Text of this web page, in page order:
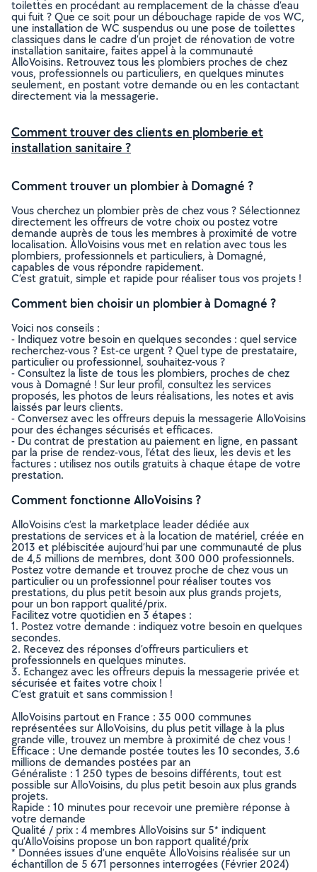
toilettes en procédant au remplacement de la chasse d’eau
qui fuit ? Que ce soit pour un débouchage rapide de vos WC,
une installation de WC suspendus ou une pose de toilettes
classiques dans le cadre d’un projet de rénovation de votre
installation sanitaire, faites appel à la communauté
AlloVoisins. Retrouvez tous les plombiers proches de chez
vous, professionnels ou particuliers, en quelques minutes
seulement, en postant votre demande ou en les contactant
directement via la messagerie.
Comment trouver des clients en plomberie et
installation sanitaire ?
Comment trouver un plombier à Domagné ?
Vous cherchez un plombier près de chez vous ? Sélectionnez
directement les offreurs de votre choix ou postez votre
demande auprès de tous les membres à proximité de votre
localisation. AlloVoisins vous met en relation avec tous les
plombiers, professionnels et particuliers, à Domagné,
capables de vous répondre rapidement.
C’est gratuit, simple et rapide pour réaliser tous vos projets !
Comment bien choisir un plombier à Domagné ?
Voici nos conseils :
- Indiquez votre besoin en quelques secondes : quel service
recherchez-vous ? Est-ce urgent ? Quel type de prestataire,
particulier ou professionnel, souhaitez-vous ?
- Consultez la liste de tous les plombiers, proches de chez
vous à Domagné ! Sur leur profil, consultez les services
proposés, les photos de leurs réalisations, les notes et avis
laissés par leurs clients.
- Conversez avec les offreurs depuis la messagerie AlloVoisins
pour des échanges sécurisés et efficaces.
- Du contrat de prestation au paiement en ligne, en passant
par la prise de rendez-vous, l’état des lieux, les devis et les
factures : utilisez nos outils gratuits à chaque étape de votre
prestation.
Comment fonctionne AlloVoisins ?
AlloVoisins c’est la marketplace leader dédiée aux
prestations de services et à la location de matériel, créée en
2013 et plébiscitée aujourd’hui par une communauté de plus
de 4,5 millions de membres, dont 300 000 professionnels.
Postez votre demande et trouvez proche de chez vous un
particulier ou un professionnel pour réaliser toutes vos
prestations, du plus petit besoin aux plus grands projets,
pour un bon rapport qualité/prix.
Facilitez votre quotidien en 3 étapes :
1. Postez votre demande : indiquez votre besoin en quelques
secondes.
2. Recevez des réponses d’offreurs particuliers et
professionnels en quelques minutes.
3. Echangez avec les offreurs depuis la messagerie privée et
sécurisée et faites votre choix !
C’est gratuit et sans commission !
AlloVoisins partout en France : 35 000 communes
représentées sur AlloVoisins, du plus petit village à la plus
grande ville, trouvez un membre à proximité de chez vous !
Efficace : Une demande postée toutes les 10 secondes, 3.6
millions de demandes postées par an
Généraliste : 1 250 types de besoins différents, tout est
possible sur AlloVoisins, du plus petit besoin aux plus grands
projets.
Rapide : 10 minutes pour recevoir une première réponse à
votre demande
Qualité / prix : 4 membres AlloVoisins sur 5* indiquent
qu’AlloVoisins propose un bon rapport qualité/prix
* Données issues d’une enquête AlloVoisins réalisée sur un
échantillon de 5 671 personnes interrogées (Février 2024)